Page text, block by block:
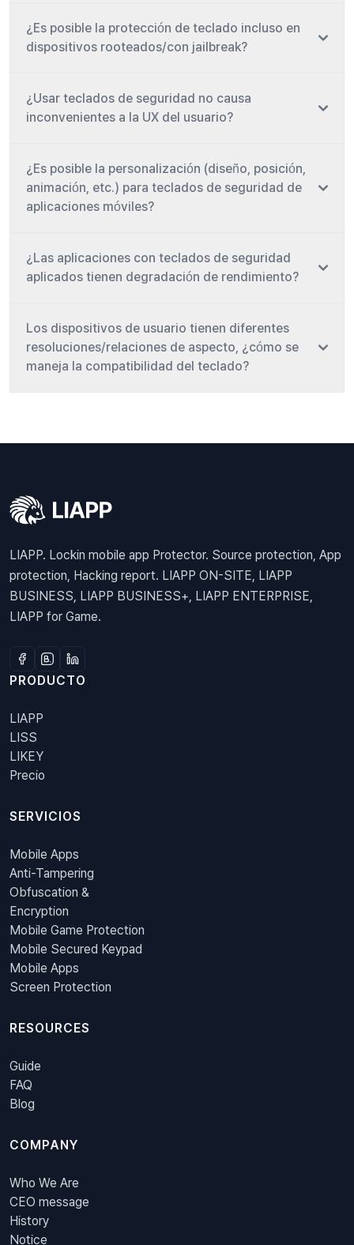
¿Es posible la protección de teclado incluso en
dispositivos rooteados/con jailbreak?
¿Usar teclados de seguridad no causa
inconvenientes a la UX del usuario?
¿Es posible la personalización (diseño, posición,
animación, etc.) para teclados de seguridad de
aplicaciones móviles?
¿Las aplicaciones con teclados de seguridad
aplicados tienen degradación de rendimiento?
Los dispositivos de usuario tienen diferentes
resoluciones/relaciones de aspecto, ¿cómo se
maneja la compatibilidad del teclado?
LIAPP. Lockin mobile app Protector. Source protection, App
protection, Hacking report. LIAPP ON-SITE, LIAPP
BUSINESS, LIAPP BUSINESS+, LIAPP ENTERPRISE,
LIAPP for Game.
PRODUCTO
LIAPP
LISS
LIKEY
Precio
SERVICIOS
Mobile Apps
Anti-Tampering
Obfuscation &
Encryption
Mobile Game Protection
Mobile Secured Keypad
Mobile Apps
Screen Protection
RESOURCES
Guide
FAQ
Blog
COMPANY
Who We Are
CEO message
History
Notice